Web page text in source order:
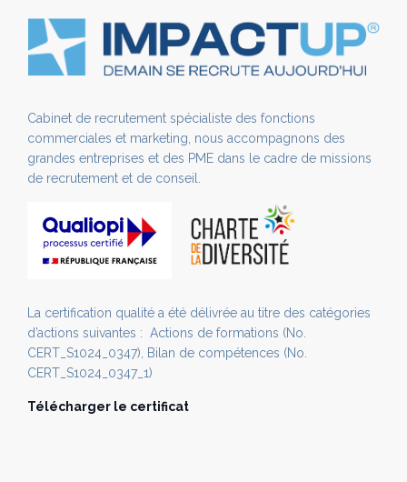
Cabinet de recrutement spécialiste des fonctions
commerciales et marketing, nous accompagnons des
grandes entreprises et des PME dans le cadre de missions
de recrutement et de conseil.
La certification qualité a été délivrée au titre des catégories
d’actions suivantes : Actions de formations (No.
CERT_S1024_0347), Bilan de compétences (No.
CERT_S1024_0347_1)
Télécharger le certificat